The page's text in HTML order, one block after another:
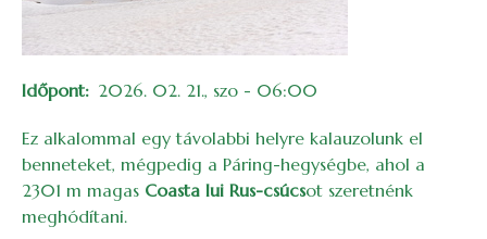
Időpont 2026. 02. 21., szo - 06:00
Ez alkalommal egy távolabbi helyre kalauzolunk el
benneteket, mégpedig a Páring-hegységbe, ahol a
2301 m magas Coasta lui Rus-csúcsot szeretnénk
meghódítani.